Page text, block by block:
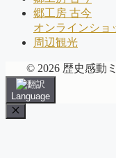
郷工房 古今
オンラインショ
周辺観光
© 2026 歴史感動
Language
Close